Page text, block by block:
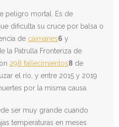
peligro mortal. Es de
dificulta su cruce por balsa o
de caimanes6 y
la Patrulla Fronteriza de
298 fallecimientos8 de
el río, y entre 2015 y 2019
por la misma causa.
ser muy grande cuando
temperaturas en meses